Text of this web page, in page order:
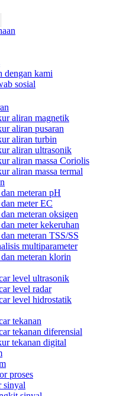
dengan kami
sosial
aliran magnetik
aliran pusaran
aliran turbin
aliran ultrasonik
aliran massa Coriolis
aliran massa termal
meteran pH
meter EC
meteran oksigen
meter kekeruhan
meteran TSS/SS
multiparameter
dan meteran klorin
level ultrasonik
level radar
level hidrostatik
tekanan
tekanan diferensial
tekanan digital
proses
sinyal